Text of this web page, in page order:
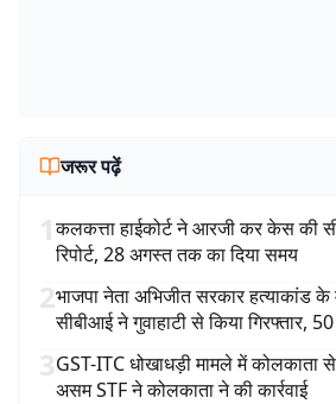
जरूर पढ़ें
1कलकत्ता हाईकोर्ट ने आरजी कर केस की
रिपोर्ट, 28 अगस्त तक का दिया समय
2भाजपा नेता अभिजीत सरकार हत्याकांड
सीबीआई ने गुवाहाटी से किया गिरफ्तार,
3GST-ITC धोखाधड़ी मामले में कोलकाता से
असम STF ने कोलकाता ने की कार्रवाई